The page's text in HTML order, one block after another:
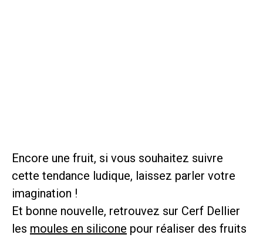
Encore une fruit, si vous souhaitez suivre
cette tendance ludique, laissez parler votre
imagination !
Et bonne nouvelle, retrouvez sur Cerf Dellier
les moules en silicone pour réaliser des fruits